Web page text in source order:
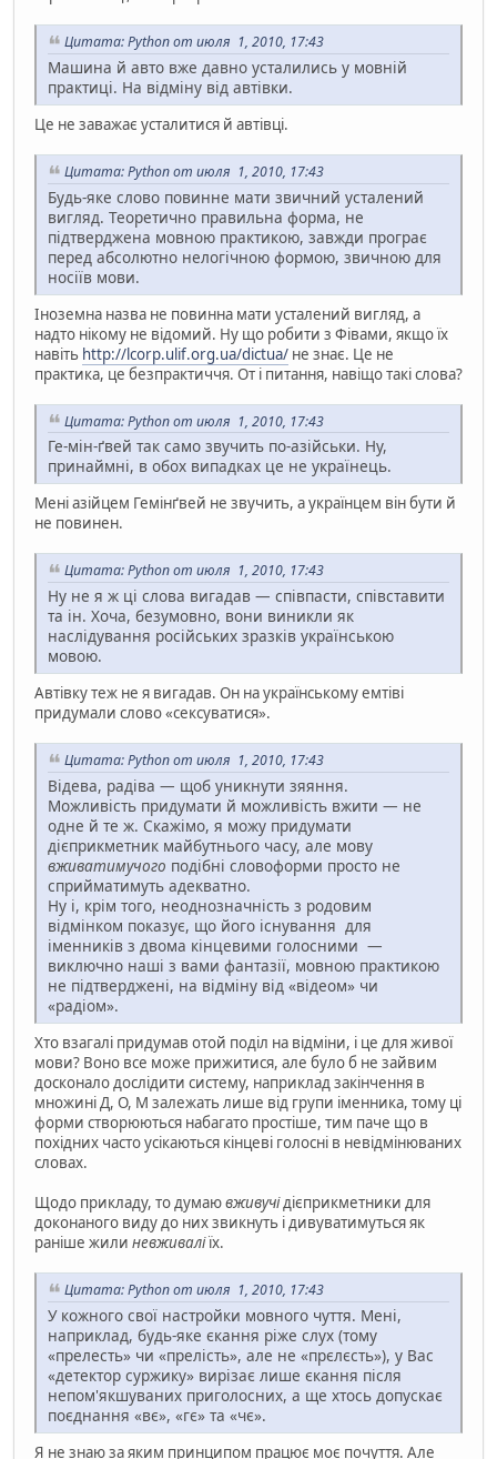
Цитата: Python от июля 1, 2010, 17:43
Машина й авто вже давно усталились у мовній
практиці. На відміну від автівки.
Це не заважає усталитися й автівці.
Цитата: Python от июля 1, 2010, 17:43
Будь-яке слово повинне мати звичний усталений
вигляд. Теоретично правильна форма, не
підтверджена мовною практикою, завжди програє
перед абсолютно нелогічною формою, звичною для
носіїв мови.
Іноземна назва не повинна мати усталений вигляд, а
надто нікому не відомий. Ну що робити з Фівами, якщо їх
навіть http://lcorp.ulif.org.ua/dictua/ не знає. Це не
практика, це безпрактиччя. От і питання, навіщо такі слова?
Цитата: Python от июля 1, 2010, 17:43
Ге-мін-ґвей так само звучить по-азійськи. Ну,
принаймні, в обох випадках це не українець.
Мені азійцем Гемінґвей не звучить, а українцем він бути й
не повинен.
Цитата: Python от июля 1, 2010, 17:43
Ну не я ж ці слова вигадав — співпасти, співставити
та ін. Хоча, безумовно, вони виникли як
наслідування російських зразків українською
мовою.
Автівку теж не я вигадав. Он на українському емтіві
придумали слово «сексуватися».
Цитата: Python от июля 1, 2010, 17:43
Відева, радіва — щоб уникнути зяяння.
Можливість придумати й можливість вжити — не
одне й те ж. Скажімо, я можу придумати
дієприкметник майбутнього часу, але мову
вживатимучого подібні словоформи просто не
сприйматимуть адекватно.
Ну і, крім того, неоднозначність з родовим
відмінком показує, що його існування для
іменників з двома кінцевими голосними —
виключно наші з вами фантазії, мовною практикою
не підтверджені, на відміну від «відеом» чи
«радіом».
Хто взагалі придумав отой поділ на відміни, і це для живої
мови? Воно все може прижитися, але було б не зайвим
досконало дослідити систему, наприклад закінчення в
множині Д, О, М залежать лише від групи іменника, тому ці
форми створюються набагато простіше, тим паче що в
похідних часто усікаються кінцеві голосні в невідмінюваних
словах.
Щодо прикладу, то думаювживучідієприкметники для
доконаного виду до них звикнуть і дивуватимуться як
раніше жили невживаліїх.
Цитата: Python от июля 1, 2010, 17:43
У кожного свої настройки мовного чуття. Мені,
наприклад, будь-яке єкання ріже слух (тому
«прелесть» чи «прелість», але не «прєлєсть»), у Вас
«детектор суржику» вирізає лише єкання після
непом'якшуваних приголосних, а ще хтось допускає
поєднання «вє», «гє» та «чє».
Я не знаю за яким принципом працює моє почуття. Але